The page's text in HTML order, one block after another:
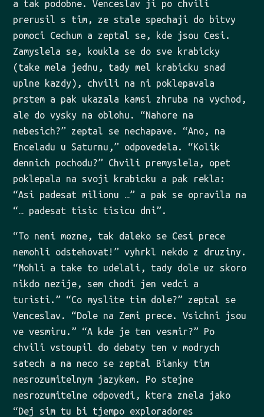
a tak podobne. Venceslav ji po chvili
prerusil s tim, ze stale spechaji do bitvy
pomoci Cechum a zeptal se, kde jsou Cesi.
Zamyslela se, koukla se do sve krabicky
(take mela jednu, tady mel krabicku snad
uplne kazdy), chvili na ni poklepavala
prstem a pak ukazala kamsi zhruba na vychod,
ale do vysky na oblohu. “Nahore na
nebesich?” zeptal se nechapave. “Ano, na
Enceladu u Saturnu,” odpovedela. “Kolik
dennich pochodu?” Chvili premyslela, opet
poklepala na svoji krabicku a pak rekla:
“Asi padesat milionu …” a pak se opravila na
“… padesat tisic tisicu dni”.
“To neni mozne, tak daleko se Cesi prece
nemohli odstehovat!” vyhrkl nekdo z druziny.
“Mohli a take to udelali, tady dole uz skoro
nikdo nezije, sem chodi jen vedci a
turisti.” “Co myslite tim dole?” zeptal se
Venceslav. “Dole na Zemi prece. Vsichni jsou
ve vesmiru.” “A kde je ten vesmir?” Po
chvili vstoupil do debaty ten v modrych
satech a na neco se zeptal Bianky tim
nesrozumitelnym jazykem. Po stejne
nesrozumitelne odpovedi, ktera znela jako
“Dej sim tu bi tjempo exploradores